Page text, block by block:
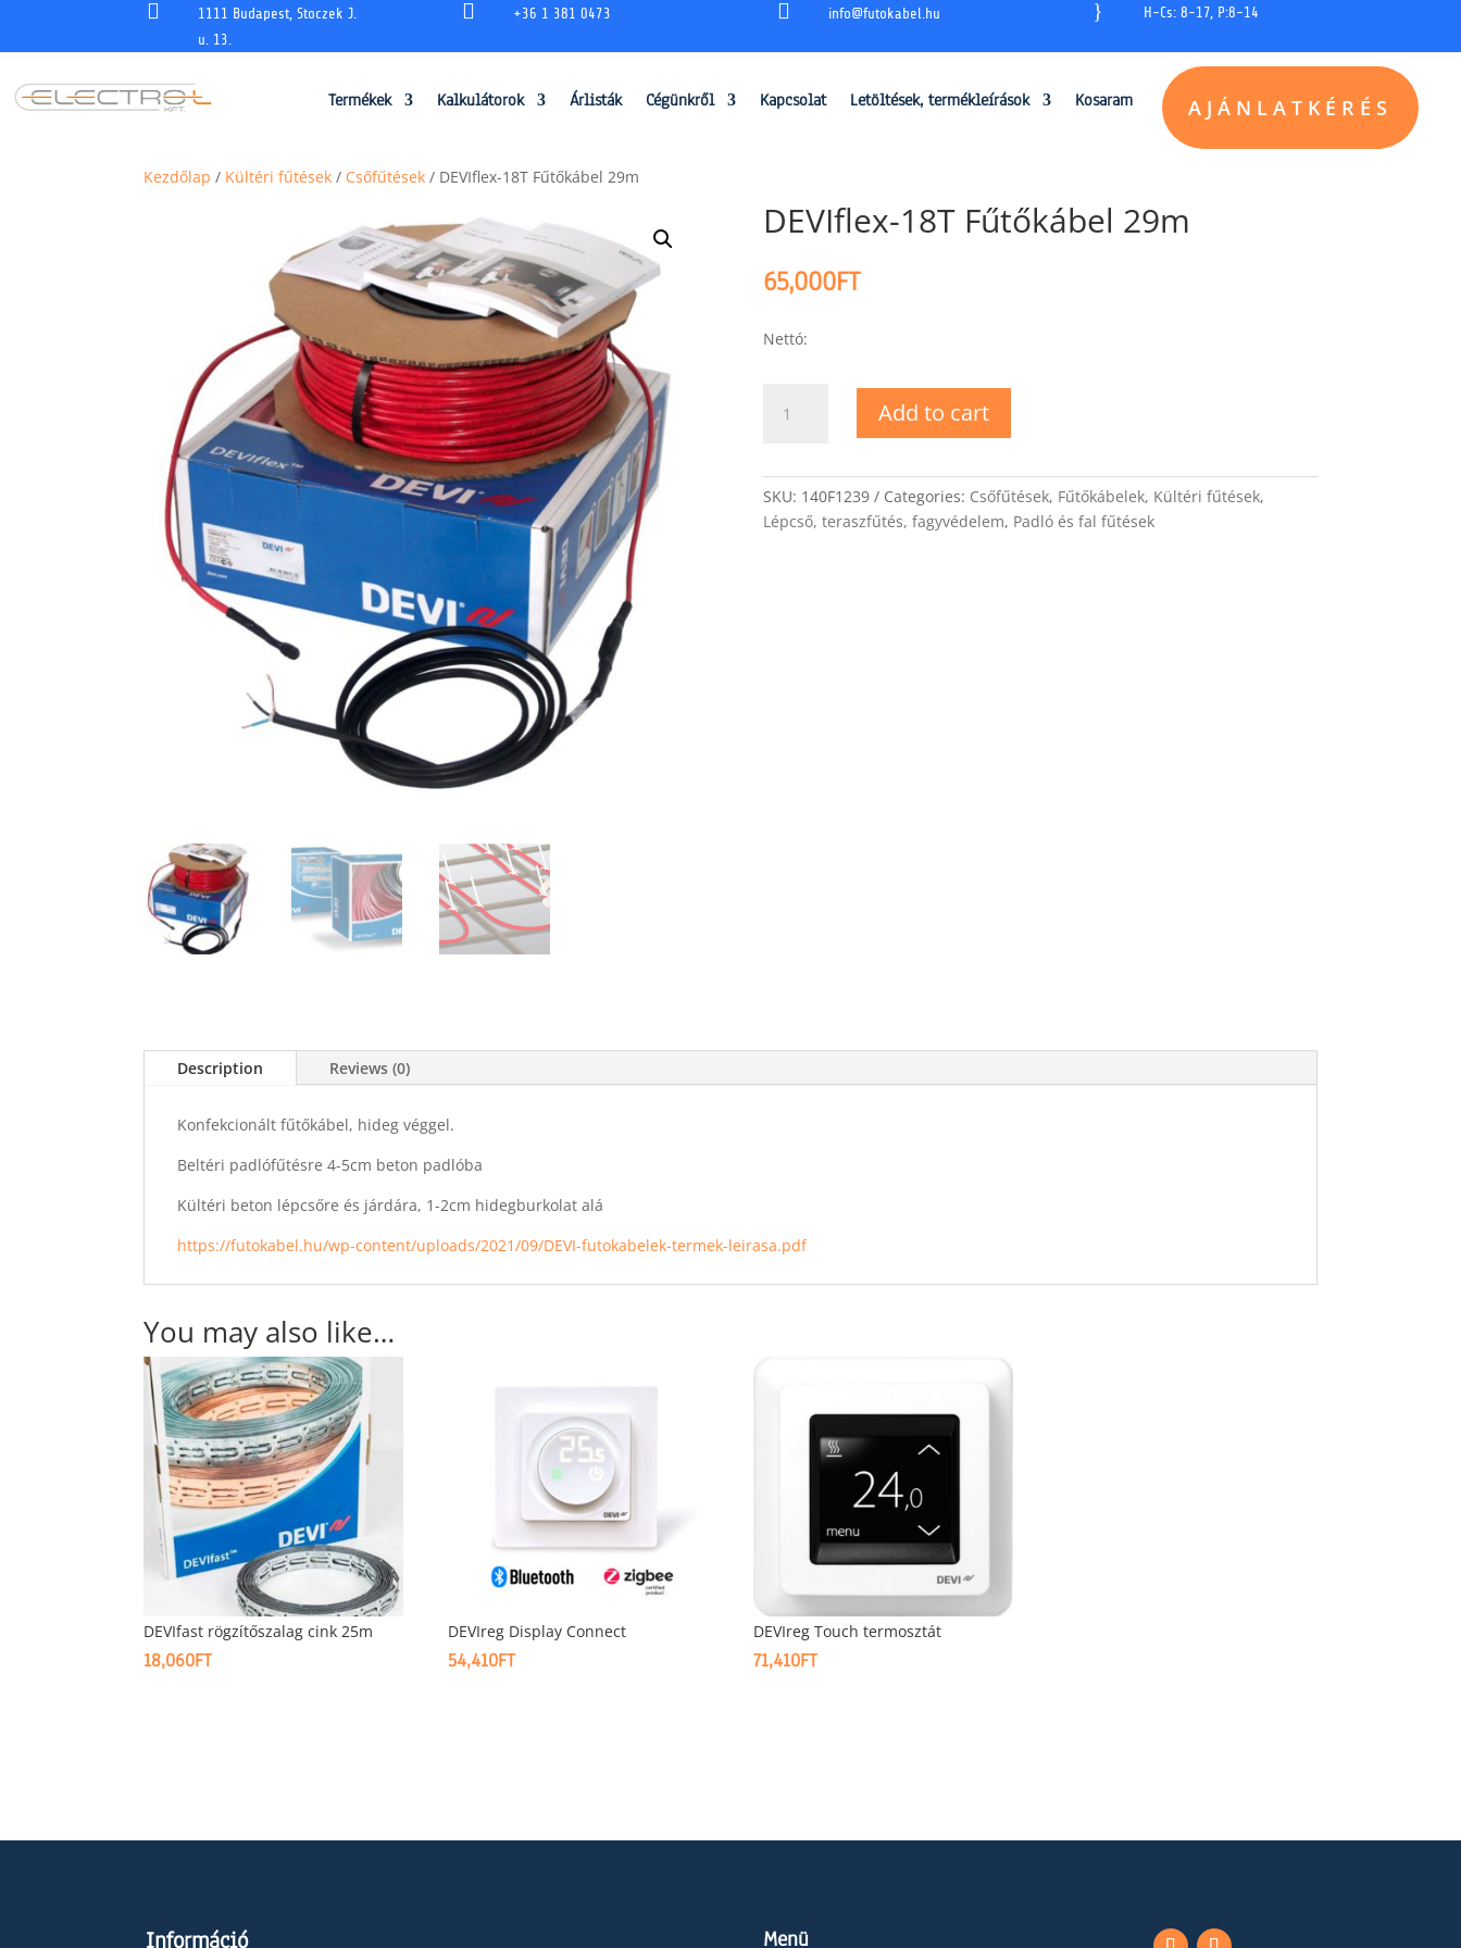

1111 Budapest, Stoczek J.
u. 13.
 +36 1 381 0473  info@futokabel.hu } H-Cs: 8-17, P:8-14
Termékek Kalkulátorok Árlisták Cégünkről Kapcsolat Letöltések, termékleírások Kosaram AJÁNLATKÉRÉS
Kezdőlap / Kültéri fűtések / Csőfűtések / DEVIflex-18T Fűtőkábel 29m
DEVIflex-18T Fűtőkábel 29m
65,000FT
Nettó:
18T
quantity
Add to cart
SKU: 140F1239 Categories: Csőfűtések, Fűtőkábelek, Kültéri fűtések,
Lépcső, teraszfűtés, fagyvédelem, Padló és fal fűtések
Description Reviews (0)
Konfekcionált fűtőkábel, hideg véggel.
Beltéri padlófűtésre 4-5cm beton padlóba
Kültéri beton lépcsőre és járdára, 1-2cm hidegburkolat alá
https://futokabel.hu/wp-content/uploads/2021/09/DEVI-futokabelek-termek-leirasa.pdf
You may also like…
DEVIfast rögzítőszalag cink 25m
18,060FT
DEVIreg Display Connect
54,410FT
DEVIreg Touch termosztát
71,410FT
Információ Menü